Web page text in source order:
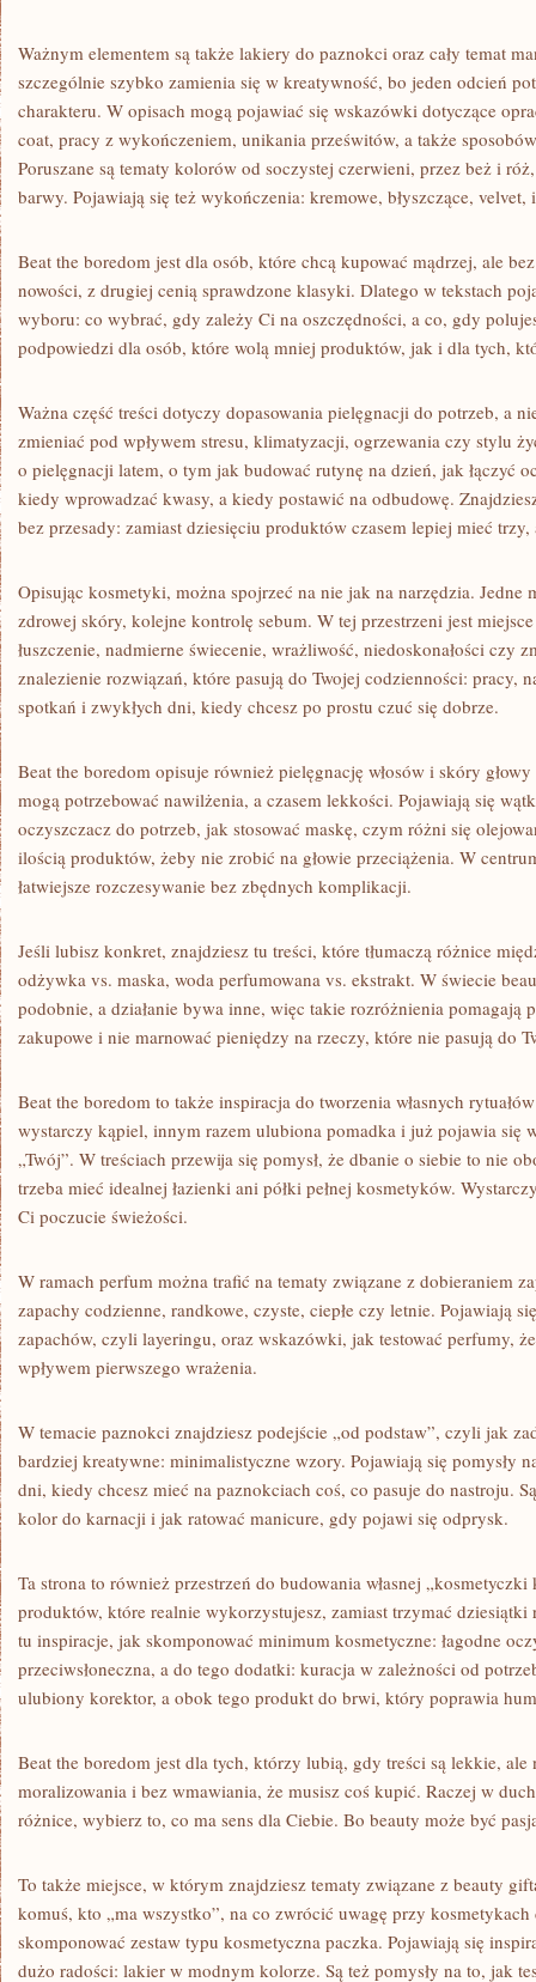
Ważnym elementem są także lakiery do paznokci oraz cały temat
szczególnie szybko zamienia się w kreatywność, bo jeden odcień
charakteru. W opisach mogą pojawiać się wskazówki dotyczące
coat, pracy z wykończeniem, unikania prześwitów, a także
Poruszane są tematy kolorów od soczystej czerwieni, przez beż i
barwy. Pojawiają się też wykończenia: kremowe, błyszczące, velvet,
Beat the boredom jest dla osób, które chcą kupować mądrzej, ale
nowości, z drugiej cenią sprawdzone klasyki. Dlatego w tekstach
wyboru: co wybrać, gdy zależy Ci na oszczędności, a co, gdy
podpowiedzi dla osób, które wolą mniej produktów, jak i dla tych,
Ważna część treści dotyczy dopasowania pielęgnacji do potrzeb, a
zmieniać pod wpływem stresu, klimatyzacji, ogrzewania czy stylu
o pielęgnacji latem, o tym jak budować rutynę na dzień, jak łączyć
kiedy wprowadzać kwasy, a kiedy postawić na odbudowę.
bez przesady: zamiast dziesięciu produktów czasem lepiej mieć trzy,
Opisując kosmetyki, można spojrzeć na nie jak na narzędzia. Jedne
zdrowej skóry, kolejne kontrolę sebum. W tej przestrzeni jest
łuszczenie, nadmierne świecenie, wrażliwość, niedoskonałości czy
znalezienie rozwiązań, które pasują do Twojej codzienności: pracy,
spotkań i zwykłych dni, kiedy chcesz po prostu czuć się dobrze.
Beat the boredom opisuje również pielęgnację włosów i skóry
mogą potrzebować nawilżenia, a czasem lekkości. Pojawiają się
oczyszczacz do potrzeb, jak stosować maskę, czym różni się
ilością produktów, żeby nie zrobić na głowie przeciążenia. W
łatwiejsze rozczesywanie bez zbędnych komplikacji.
Jeśli lubisz konkret, znajdziesz tu treści, które tłumaczą różnice
odżywka vs. maska, woda perfumowana vs. ekstrakt. W świecie
podobnie, a działanie bywa inne, więc takie rozróżnienia pomagają
zakupowe i nie marnować pieniędzy na rzeczy, które nie pasują do
Beat the boredom to także inspiracja do tworzenia własnych
wystarczy kąpiel, innym razem ulubiona pomadka i już pojawia się
„Twój”. W treściach przewija się pomysł, że dbanie o siebie to nie
trzeba mieć idealnej łazienki ani półki pełnej kosmetyków.
Ci poczucie świeżości.
W ramach perfum można trafić na tematy związane z dobieraniem
zapachy codzienne, randkowe, czyste, ciepłe czy letnie. Pojawiają
zapachów, czyli layeringu, oraz wskazówki, jak testować perfumy,
wpływem pierwszego wrażenia.
W temacie paznokci znajdziesz podejście „od podstaw”, czyli jak
bardziej kreatywne: minimalistyczne wzory. Pojawiają się pomysły
dni, kiedy chcesz mieć na paznokciach coś, co pasuje do nastroju.
kolor do karnacji i jak ratować manicure, gdy pojawi się odprysk.
Ta strona to również przestrzeń do budowania własnej „kosmetyczki
produktów, które realnie wykorzystujesz, zamiast trzymać dziesiątki
tu inspiracje, jak skomponować minimum kosmetyczne: łagodne
przeciwsłoneczna, a do tego dodatki: kuracja w zależności od
ulubiony korektor, a obok tego produkt do brwi, który poprawia
Beat the boredom jest dla tych, którzy lubią, gdy treści są lekkie, ale
moralizowania i bez wmawiania, że musisz coś kupić. Raczej w
różnice, wybierz to, co ma sens dla Ciebie. Bo beauty może być
To także miejsce, w którym znajdziesz tematy związane z beauty
komuś, kto „ma wszystko”, na co zwrócić uwagę przy
skomponować zestaw typu kosmetyczna paczka. Pojawiają się
dużo radości: lakier w modnym kolorze. Są też pomysły na to, jak